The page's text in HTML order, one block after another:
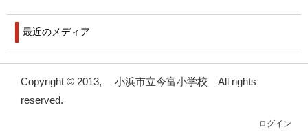
最近のメディア
Copyright © 2013, 小浜市立今富小学校 All rights
reserved.
ログイン